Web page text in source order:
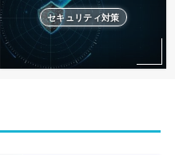
セキュリティ対策